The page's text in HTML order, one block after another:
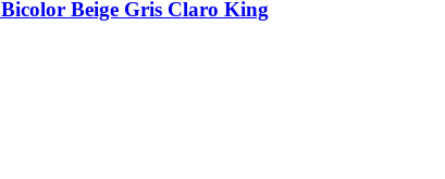
Beige Gris Claro King